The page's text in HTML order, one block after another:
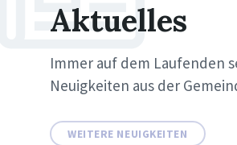
Aktuelles
Immer auf dem Laufenden
Neuigkeiten aus der
WEITERE NEUIGKEITEN
Gemeinsam raus ins
Leben:
4. Mai 2026inBÜRGERTREFF 50+